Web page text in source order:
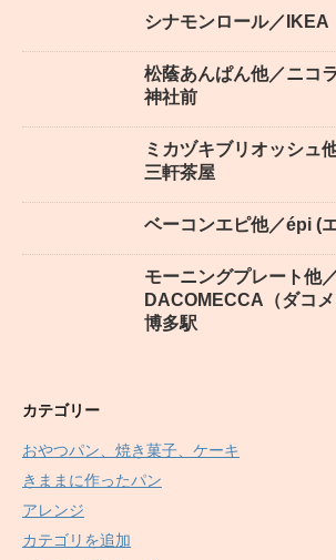
シナモンロール／IKEA
松蔭あんぱん他／ニコ
神社前
ミカヅキブリオッシュ
三軒茶屋
ベーコンエピ他／épi (
モーニングプレート他／
DACOMECCA（ダコ
博多駅
カテゴリー
おやつパン、焼き菓子、ケーキ
きままに作ったパン
アレンジ
カテゴリを追加